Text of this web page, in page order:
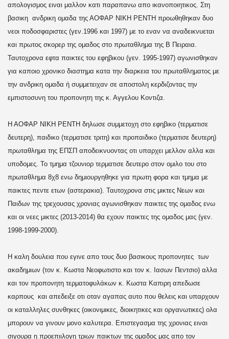
απολογισμος ειναι μαλλον κατι παραπανω απο ικανοποιητικος. Στη
βασικη ανδρικη ομαδα της ΑΟΦΑΡ ΝΙΚΗ ΡΕΝΤΗ προωθηθηκαν δυο
νεοι ποδοσφαριστες (γεν.1996 και 1997) με το εναν να αναδεικνυεται
και πρωτος σκορερ της ομαδος στο πρωταθλημα της Β Πειραια.
Ταυτοχρονα εφτα παικτες του εφηβικου (γεν. 1995-1997) αγωνισθηκαν
για καποιο χρονικο διαστημα κατα την διαρκεια του πρωταθληματος με
την ανδρικη ομαδα ή συμμετειχαν σε αποστολη κερδιζοντας την
εμπιστοσυνη του προπονητη της κ. Αγγελου Κοντιζα.
Η ΑΟΦΑΡ ΝΙΚΗ ΡΕΝΤΗ δηλωσε συμμετοχη στο εφηβικο (τερματισε
δευτερη), παιδικο (τερματισε τριτη) και προπαιδικο (τερματισε δευτερη)
πρωταθλημα της ΕΠΣΠ αποδεικνυοντας οτι υπαρχει μελλον αλλα και
υποδομες. Το τμημα τζουνιορ τερματισε δευτερο στον ομιλο του στο
πρωταθλημα 8χ8 ενω δημιουργηθηκε για πρωτη φορα και τμημα με
παικτες πεντε ετων (αστερακια). Ταυτοχρονα στις μικτες Νεων και
Παιδων της τρεχουσας χρονιας αγωνισθηκαν παικτες της ομαδος ενω
και οι νεες μικτες (2013-2014) θα εχουν παικτες της ομαδος μας (γεν.
1998-1999-2000).
Η καλη δουλεια που εγινε απο τους δυο βασικους προπονητες των
ακαδημιων (τον κ. Κωστα Νεοφωτιστο και τον κ. Ιασων Πεντσιο) αλλα
και τον προπονητη τερματοφυλάκων κ. Κωστα Καπιρη απεδωσε
καρπους και απεδειξε οτι οταν αγαπας αυτο που θελεις και υπαρχουν
οι καταλληλες συνθηκες (οικονιμικες, διοικητικες και οργανωτικες) ολα
μπορουν να γινουν μονο καλυτερα. Επιστεγασμα της χρονιας ειναι
σιγουρα η προεπιιλογη τριων παικτων της ομαδος μας απο τον